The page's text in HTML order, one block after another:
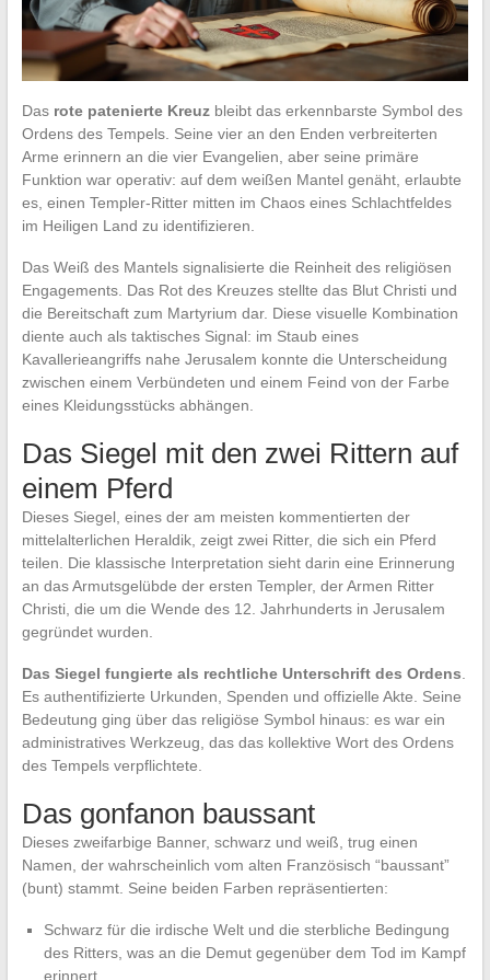
Das rote patenierte Kreuzbleibt das erkennbarste Symbol des
Ordens des Tempels. Seine vier an den Enden verbreiterten
Arme erinnern an die vier Evangelien, aber seine primäre
Funktion war operativ: auf dem weißen Mantel genäht, erlaubte
es, einen Templer-Ritter mitten im Chaos eines Schlachtfeldes
im Heiligen Land zu identifizieren.
Das Weiß des Mantels signalisierte die Reinheit des religiösen
Engagements. Das Rot des Kreuzes stellte das Blut Christi und
die Bereitschaft zum Martyrium dar. Diese visuelle Kombination
diente auch als taktisches Signal: im Staub eines
Kavallerieangriffs nahe Jerusalem konnte die Unterscheidung
zwischen einem Verbündeten und einem Feind von der Farbe
eines Kleidungsstücks abhängen.
Das Siegel mit den zwei Rittern auf
einem Pferd
Dieses Siegel, eines der am meisten kommentierten der
mittelalterlichen Heraldik, zeigt zwei Ritter, die sich ein Pferd
teilen. Die klassische Interpretation sieht darin eine Erinnerung
an das Armutsgelübde der ersten Templer, der Armen Ritter
Christi, die um die Wende des 12. Jahrhunderts in Jerusalem
gegründet wurden.
Das Siegel fungierte als rechtliche Unterschrift des Ordens
Es authentifizierte Urkunden, Spenden und offizielle Akte. Seine
Bedeutung ging über das religiöse Symbol hinaus: es war ein
administratives Werkzeug, das das kollektive Wort des Ordens
des Tempels verpflichtete.
Das gonfanon baussant
Dieses zweifarbige Banner, schwarz und weiß, trug einen
Namen, der wahrscheinlich vom alten Französisch “baussant”
(bunt) stammt. Seine beiden Farben repräsentierten:
Schwarz für die irdische Welt und die sterbliche Bedingung
des Ritters, was an die Demut gegenüber dem Tod im Kampf
erinnert